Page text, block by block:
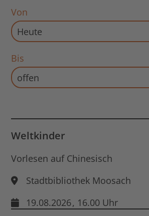
Von
Bis
Weltkinder
Vorlesen auf Chinesisch
Stadtbibliothek Moosach
19.08.2026, 16.00 Uhr